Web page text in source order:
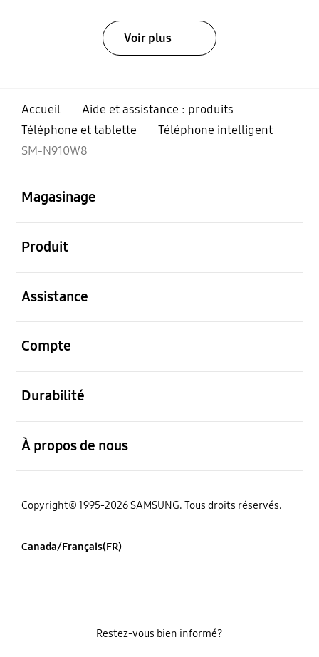
Voir plus
Accueil
Aide et assistance : produits
Téléphone et tablette
Téléphone intelligent
SM-N910W8
Magasinage
Produit
Assistance
Compte
Durabilité
À propos de nous
Copyright© 1995-2026 SAMSUNG. Tous droits réservés.
Canada/Français(FR)
Restez-vous bien informé?